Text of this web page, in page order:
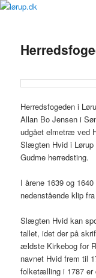
Fortsæt
indholdlørup.dk
Lørup Beboerforenings
Herredsfogeden i
Allan Bo Jensen i
udgået elmetræ ved
Slægten Hvid i Lørup
Gudme herredsting.
I årene 1639 og
nedenstående klip
Slægten Hvid kan
tallet, idet der på
ældste Kirkebog for
navnet Hvid frem til
folketælling i 1787 er